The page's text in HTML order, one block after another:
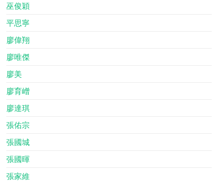
巫俊穎
平思寧
廖偉翔
廖唯傑
廖美
廖育嶒
廖達琪
張佑宗
張國城
張國暉
張家維